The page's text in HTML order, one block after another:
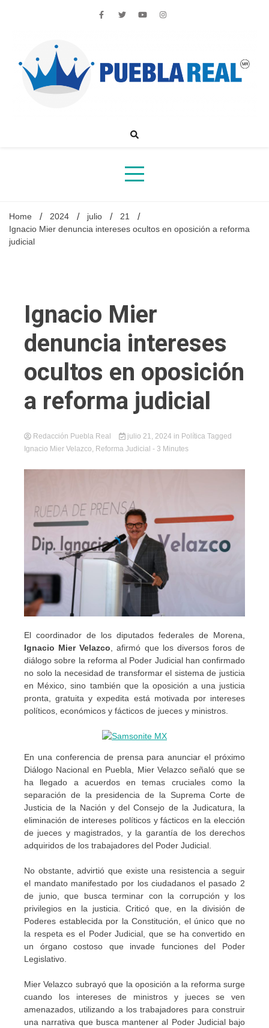
Noticias de actualidad de Puebla, México y el mundo
Home 2024 julio
21
Ignacio Mier denuncia intereses ocultos en oposición a reforma
judicial
Ignacio Mier
denuncia intereses
ocultos en oposición
a reforma judicial
Redacción Puebla Real julio 21, 2024 in Política Tagged
Ignacio Mier Velazco, Reforma Judicial - 3 Minutes
El coordinador de los diputados federales de Morena,
Ignacio Mier Velazco, afirmó que los diversos foros de
diálogo sobre la reforma al Poder Judicial han confirmado
no solo la necesidad de transformar el sistema de justicia
en México, sino también que la oposición a una justicia
pronta, gratuita y expedita está motivada por intereses
políticos, económicos y fácticos de jueces y ministros.
En una conferencia de prensa para anunciar el próximo
Diálogo Nacional en Puebla, Mier Velazco señaló que se
ha llegado a acuerdos en temas cruciales como la
separación de la presidencia de la Suprema Corte de
Justicia de la Nación y del Consejo de la Judicatura, la
eliminación de intereses políticos y fácticos en la elección
de jueces y magistrados, y la garantía de los derechos
adquiridos de los trabajadores del Poder Judicial.
No obstante, advirtió que existe una resistencia a seguir
el mandato manifestado por los ciudadanos el pasado 2
de junio, que busca terminar con la corrupción y los
privilegios en la justicia. Criticó que, en la división de
Poderes establecida por la Constitución, el único que no
la respeta es el Poder Judicial, que se ha convertido en
un órgano costoso que invade funciones del Poder
Legislativo.
Mier Velazco subrayó que la oposición a la reforma surge
cuando los intereses de ministros y jueces se ven
amenazados, utilizando a los trabajadores para construir
una narrativa que busca mantener al Poder Judicial bajo